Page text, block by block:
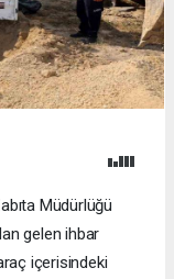
Müdürlüğü
gelen ihbar
içerisindeki